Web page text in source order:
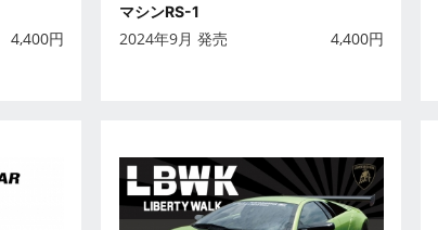
4,400円
マシンRS-1
2024年9月 発売 4,400円